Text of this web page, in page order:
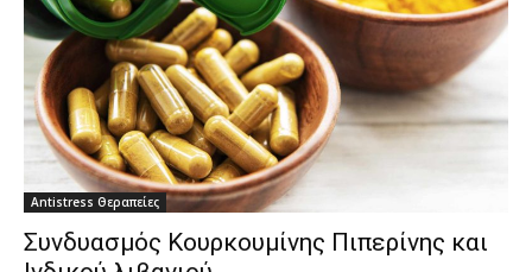
Antistress Θεραπείες
Συνδυασμός Κουρκουμίνης Πιπερίνης και